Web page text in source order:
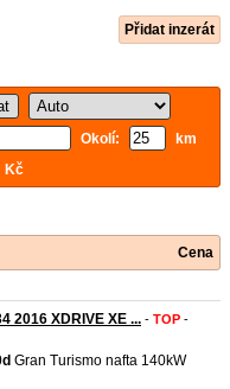
Přidat inzerát
Okolí:
km
Kč
Cena
2016 XDRIVE XE ... - TOP -
Gran Turismo nafta 140kW